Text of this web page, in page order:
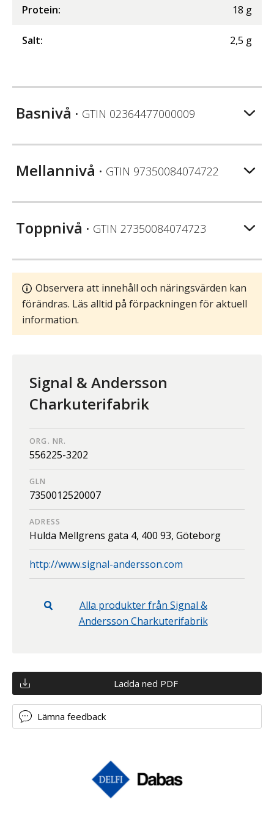
Protein: 18 g
Salt: 2,5 g
Basnivå • GTIN 02364477000009
Mellannivå • GTIN 97350084074722
Toppnivå • GTIN 27350084074723
Observera att innehåll och näringsvärden kan
förändras. Läs alltid på förpackningen för aktuell
information.
Signal & Andersson
Charkuterifabrik
ORG. NR.
556225-3202
GLN
7350012520007
ADRESS
Hulda Mellgrens gata 4, 400 93, Göteborg
http://www.signal-andersson.com
Alla produkter från Signal &
Andersson Charkuterifabrik
Ladda ned PDF
Lämna feedback